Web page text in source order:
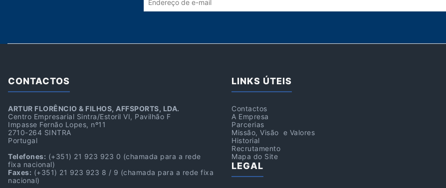
CONTACTOS
ARTUR FLORÊNCIO & FILHOS, AFFSPORTS, LDA.
Centro Empresarial Sintra/Estoril VI, Pavilhão F
Impasse Fernão Lopes, nº11
2710-264 SINTRA
Portugal
Telefones: (+351) 21 923 923 0 (chamada para a rede
fixa nacional)
Faxes: (+351) 21 923 923 8 / 9 (chamada para a rede fixa
nacional)
LINKS ÚTEIS
Contactos
A Empresa
Parcerias
Missão, Visão e Valores
Historial
Recrutamento
Mapa do Site
LEGAL